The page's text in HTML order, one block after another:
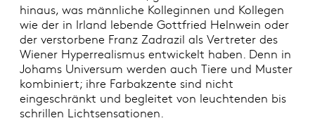
hinaus, was männliche Kolleginnen und Kollegen
wie der in Irland lebende Gottfried Helnwein oder
der verstorbene Franz Zadrazil als Vertreter des
Wiener Hyperrealismus entwickelt haben. Denn in
Johams Universum werden auch Tiere und Muster
kombiniert; ihre Farbakzente sind nicht
eingeschränkt und begleitet von leuchtenden bis
schrillen Lichtsensationen.